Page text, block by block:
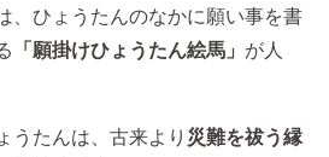
、ひょうたんのなかに願い事を書
「願掛けひょうたん絵馬」 が人
うたんは、古来より 災難を祓う縁